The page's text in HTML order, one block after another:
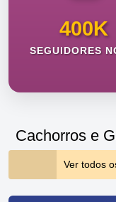
400K
SEGUIDORES
Cachorros e
Ver todos